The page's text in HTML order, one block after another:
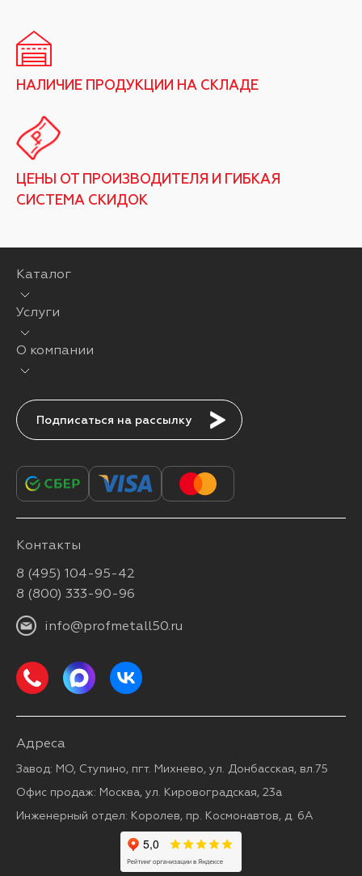
НАЛИЧИЕ ПРОДУКЦИИ НА СКЛАДЕ
ЦЕНЫ ОТ ПРОИЗВОДИТЕЛЯ И ГИБКАЯ
СИСТЕМА СКИДОК
Каталог
Услуги
О компании
Подписаться
Контакты
8 (495) 104-95-42
8 (800) 333-90-96
info@profmetall50.ru
Адреса
Завод: МО, Ступино, пгт. Михнево, ул. Донбасская, вл.75
Офис продаж: Москва, ул. Кировоградская, 23а
Инженерный отдел: Королев, пр. Космонавтов, д. 6А